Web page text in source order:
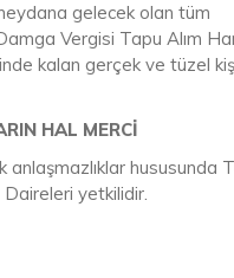
gelecek olan tüm
Vergisi Tapu Alım
kalan gerçek ve tüzel
HAL MERCİ
anlaşmazlıklar hususunda
yetkilidir.